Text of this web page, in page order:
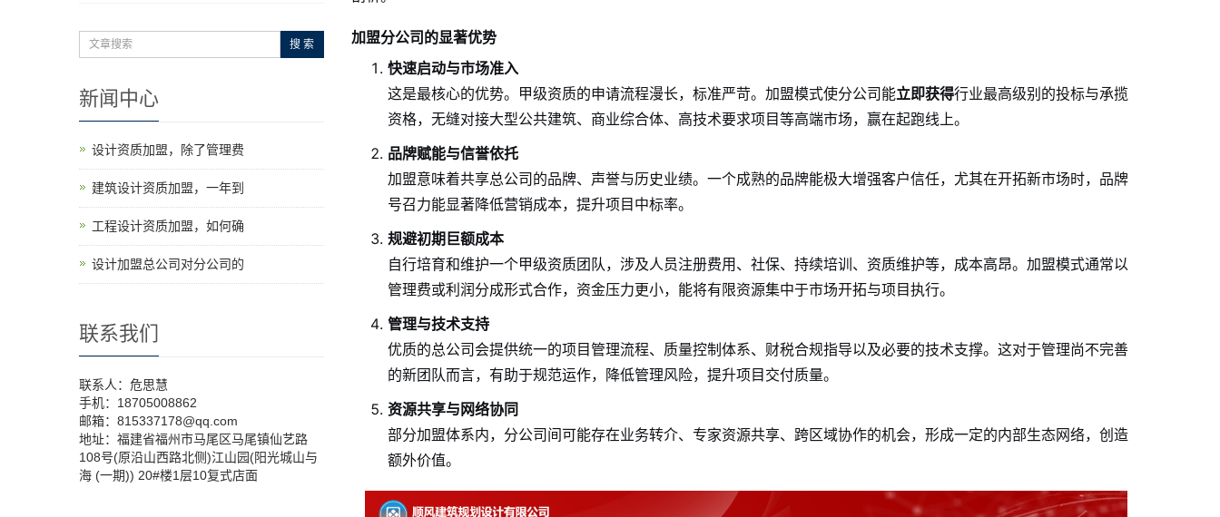
加盟分公司的显著优势
快速启动与市场准入
这是最核心的优势。甲级资质的申请流程漫长，标准严苛。加盟模式使分公司能立即获得行业最高级别的投标与承揽
资格，无缝对接大型公共建筑、商业综合体、高技术要求项目等高端市场，赢在起跑线上。
品牌赋能与信誉依托
加盟意味着共享总公司的品牌、声誉与历史业绩。一个成熟的品牌能极大增强客户信任，尤其在开拓新市场时，品牌
号召力能显著降低营销成本，提升项目中标率。
规避初期巨额成本
自行培育和维护一个甲级资质团队，涉及人员注册费用、社保、持续培训、资质维护等，成本高昂。加盟模式通常以
管理费或利润分成形式合作，资金压力更小，能将有限资源集中于市场开拓与项目执行。
管理与技术支持
优质的总公司会提供统一的项目管理流程、质量控制体系、财税合规指导以及必要的技术支撑。这对于管理尚不完善
的新团队而言，有助于规范运作，降低管理风险，提升项目交付质量。
资源共享与网络协同
部分加盟体系内，分公司间可能存在业务转介、专家资源共享、跨区域协作的机会，形成一定的内部生态网络，创造
额外价值。
搜 索
新闻中心
设计资质加盟，除了管理费
建筑设计资质加盟，一年到
工程设计资质加盟，如何确
设计加盟总公司对分公司的
联系我们
联系人：危思慧
手机：18705008862
邮箱：815337178@qq.com
地址：福建省福州市马尾区马尾镇仙艺路
108号(原沿山西路北侧)江山园(阳光城山与
海 (一期)) 20#楼1层10复式店面